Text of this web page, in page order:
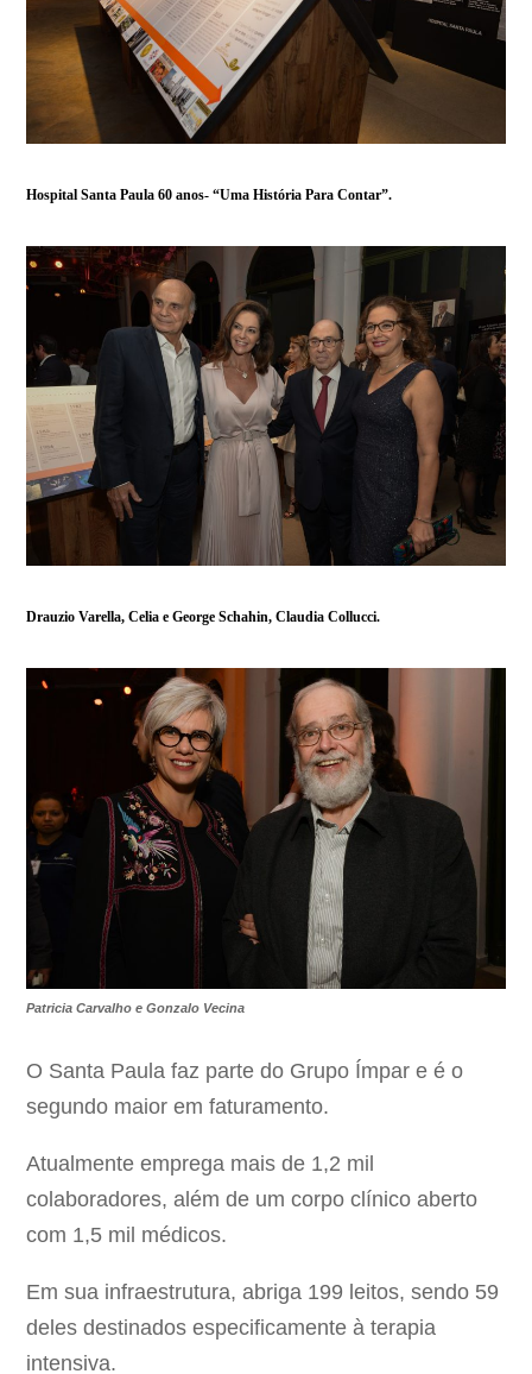
Hospital Santa Paula 60 anos- “Uma História Para Contar”.
Drauzio Varella, Celia e George Schahin, Claudia Collucci.
Patricia Carvalho e Gonzalo Vecina
O Santa Paula faz parte do Grupo Ímpar e é o
segundo maior em faturamento.
Atualmente emprega mais de 1,2 mil
colaboradores, além de um corpo clínico aberto
com 1,5 mil médicos.
Em sua infraestrutura, abriga 199 leitos, sendo 59
deles destinados especificamente à terapia
intensiva.